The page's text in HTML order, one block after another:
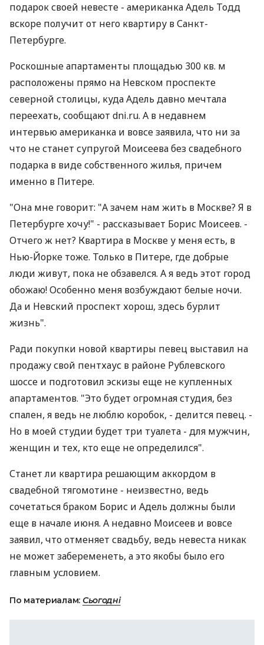
подарок своей невесте - американка Адель Тодд
вскоре получит от него квартиру в Санкт-
Петербурге.
Роскошные апартаменты площадью 300 кв. м
расположены прямо на Невском проспекте
северной столицы, куда Адель давно мечтала
переехать, сообщают dni.ru. А в недавнем
интервью американка и вовсе заявила, что ни за
что не станет супругой Моисеева без свадебного
подарка в виде собственного жилья, причем
именно в Питере.
"Она мне говорит: "А зачем нам жить в Москве? Я в
Петербурге хочу!" - рассказывает Борис Моисеев. -
Отчего ж нет? Квартира в Москве у меня есть, в
Нью-Йорке тоже. Только в Питере, где добрые
люди живут, пока не обзавелся. А я ведь этот город
обожаю! Особенно меня возбуждают белые ночи.
Да и Невский проспект хорош, здесь бурлит
жизнь".
Ради покупки новой квартиры певец выставил на
продажу свой пентхаус в районе Рублевского
шоссе и подготовил эскизы еще не купленных
апартаментов. "Это будет огромная студия, без
спален, я ведь не люблю коробок, - делится певец. -
Но в моей студии будет три туалета - для мужчин,
женщин и тех, кто еще не определился".
Станет ли квартира решающим аккордом в
свадебной тягомотине - неизвестно, ведь
сочетаться браком Борис и Адель должны были
еще в начале июня. А недавно Моисеев и вовсе
заявил, что отменяет свадьбу, ведь невеста никак
не может забеременеть, а это якобы было его
главным условием.
По материалам: Сьогодні